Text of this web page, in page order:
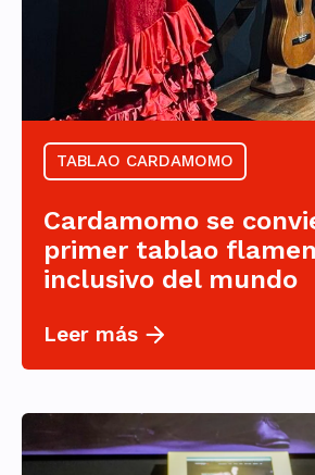
TABLAO CARDAMOMO
Cardamomo se
primer tablao
inclusivo del mundo
Leer más